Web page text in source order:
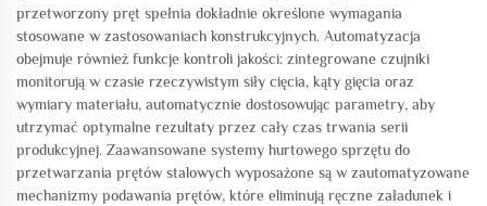
przetworzony pręt spełnia dokładnie określone wymagania
stosowane w zastosowaniach konstrukcyjnych. Automatyzacja
obejmuje również funkcje kontroli jakości: zintegrowane czujniki
monitorują w czasie rzeczywistym siły cięcia, kąty gięcia oraz
wymiary materiału, automatycznie dostosowując parametry, aby
utrzymać optymalne rezultaty przez cały czas trwania serii
produkcyjnej. Zaawansowane systemy hurtowego sprzętu do
przetwarzania prętów stalowych wyposażone są w zautomatyzowane
mechanizmy podawania prętów, które eliminują ręczne załadunek i